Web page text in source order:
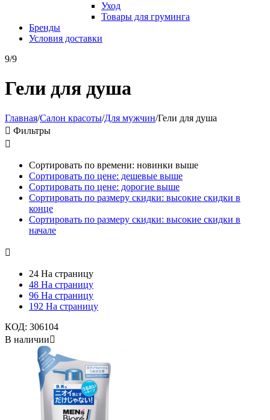
Уход
Товары для груминга
Бренды
Условия доставки
9/9
Гели для душа
Главная/Салон красоты/Для мужчин/Гели для душа
 Фильтры

Сортировать по времени: новинки выше
Сортировать по цене: дешевые выше
Сортировать по цене: дорогие выше
Сортировать по размеру скидки: высокие скидки в
конце
Сортировать по размеру скидки: высокие скидки в
начале

24 На страницу
48 На страницу
96 На страницу
192 На страницу
КОД: 306104
В наличии